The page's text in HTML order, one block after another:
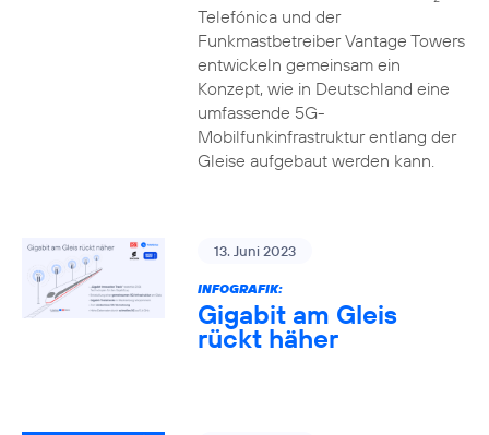
Telefónica und der
Funkmastbetreiber Vantage Towers
entwickeln gemeinsam ein
Konzept, wie in Deutschland eine
umfassende 5G-
Mobilfunkinfrastruktur entlang der
Gleise aufgebaut werden kann.
13. Juni 2023
INFOGRAFIK:
Gigabit am Gleis
rückt häher